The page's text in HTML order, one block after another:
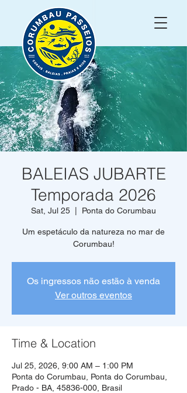
BALEIAS JUBARTE
Temporada 2026
Sat, Jul 25 Ponta do Corumbau
Um espetáculo da natureza no mar de
Corumbau!
Os ingressos não estão à venda
Ver outros eventos
Time & Location
Jul 25, 2026, 9:00 AM – 1:00 PM
Ponta do Corumbau, Ponta do Corumbau,
Prado - BA, 45836-000, Brasil